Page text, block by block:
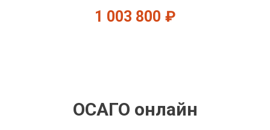
1 003 800 ₽
ОСАГО онлайн